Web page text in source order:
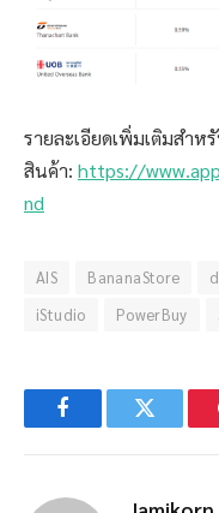
รายละเอียดเพิ่มเติมสำห
สินค้า: https://
nd
AIS BananaStore
iStudio
PowerBuy
FacebookTwitter